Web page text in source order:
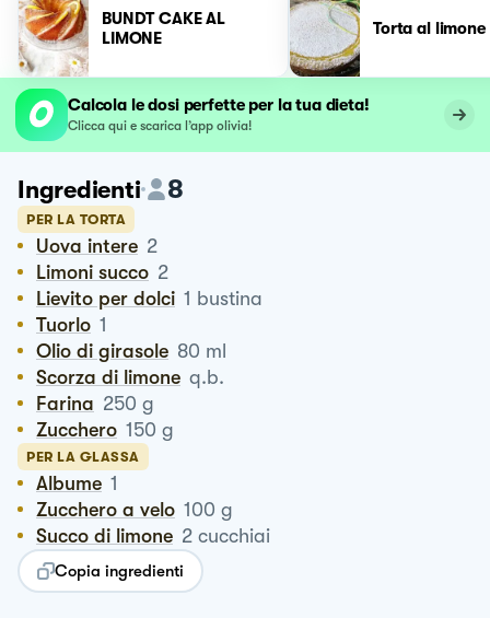
BUNDT CAKE AL
LIMONE
Torta al limone
Calcola le dosi perfette per la tua dieta!
Clicca qui e scarica l’app olivia!
Ingredienti 8
PER LA TORTA
Uova intere 2
Limoni succo 2
Lievito per dolci 1 bustina
Tuorlo 1
Olio di girasole 80 ml
Scorza di limone q.b.
Farina 250 g
Zucchero 150 g
PER LA GLASSA
Albume 1
Zucchero a velo 100 g
Succo di limone 2 cucchiai
Copia ingredienti